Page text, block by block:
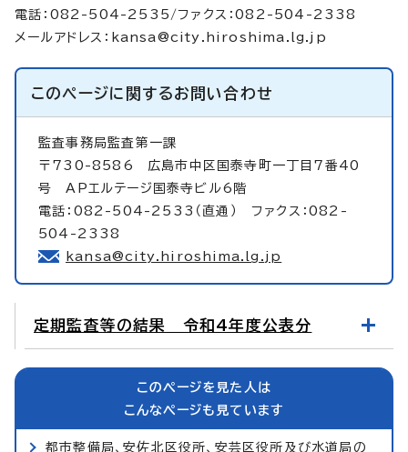
電話：082-504-2535/ファクス：082-504-2338
メールアドレス： kansa@city.hiroshima.lg.jp
このページに関するお問い合わせ
監査事務局監査第一課
〒730-8586 広島市中区国泰寺町一丁目7番40
号 APエルテージ国泰寺ビル6階
電話：082-504-2533（直通） ファクス：082-
504-2338
kansa@city.hiroshima.lg.jp
定期監査等の結果 令和4年度公表分
このページを見た人は
こんなページも見ています
都市整備局、安佐北区役所、安芸区役所及び水道局の